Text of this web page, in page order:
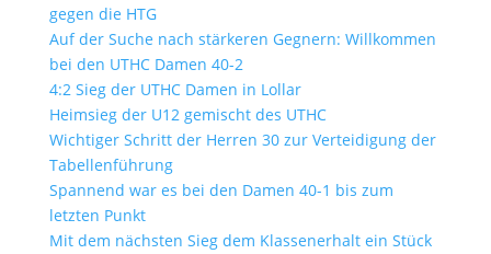
gegen die HTG
Auf der Suche nach stärkeren Gegnern: Willkommen
bei den UTHC Damen 40-2
4:2 Sieg der UTHC Damen in Lollar
Heimsieg der U12 gemischt des UTHC
Wichtiger Schritt der Herren 30 zur Verteidigung der
Tabellenführung
Spannend war es bei den Damen 40-1 bis zum
letzten Punkt
Mit dem nächsten Sieg dem Klassenerhalt ein Stück